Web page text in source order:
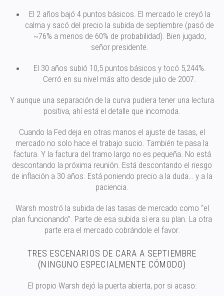
El 2 años bajó 4 puntos básicos. El mercado le creyó la
calma y sacó del precio la subida de septiembre (pasó de
~76% a menos de 60% de probabilidad). Bien jugado,
señor presidente.
El 30 años subió 10,5 puntos básicos y tocó 5,244%.
Cerró en su nivel más alto desde julio de 2007.
Y aunque una separación de la curva pudiera tener una lectura
positiva, ahí está el detalle que incomoda.
Cuando la Fed deja en otras manos el ajuste de tasas, el
mercado no solo hace el trabajo sucio. También te pasa la
factura. Y la factura del tramo largo no es pequeña. No está
descontando la próxima reunión. Está descontando el riesgo
de inflación a 30 años. Está poniendo precio a la duda… y a la
paciencia.
Warsh mostró la subida de las tasas de mercado como “el
plan funcionando”. Parte de esa subida sí era su plan. La otra
parte era el mercado cobrándole el favor.
TRES ESCENARIOS DE CARA A SEPTIEMBRE
(NINGUNO ESPECIALMENTE CÓMODO)
El propio Warsh dejó la puerta abierta, por si acaso: